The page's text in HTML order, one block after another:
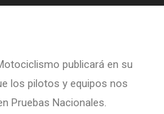
publicará en su
los pilotos y equipos nos
Pruebas Nacionales.